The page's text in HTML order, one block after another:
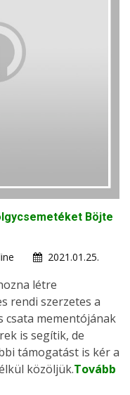
Böjte
2021.01.25.
létre
rendi szerzetes a
csata mementójának
is segítik, de
támogatást is kér a
közöljük.Tovább